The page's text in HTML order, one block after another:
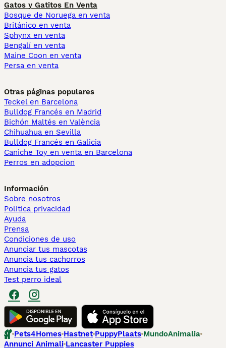
Gatos y Gatitos En Venta
Bosque de Noruega en venta
Británico en venta
Sphynx en venta
Bengalí en venta
Maine Coon en venta
Persa en venta
Otras páginas populares
Teckel en Barcelona
Bulldog Francés en Madrid
Bichón Maltés en València
Chihuahua en Sevilla
Bulldog Francés en Galicia
Caniche Toy en venta en Barcelona
Perros en adopcion
Información
Sobre nosotros
Politica privacidad
Ayuda
Prensa
Condiciones de uso
Anunciar tus mascotas
Anuncia tus cachorros
Anuncia tus gatos
Test perro ideal
Pets4Homes Hastnet PuppyPlaats MundoAnimalia
Annunci Animali Lancaster Puppies